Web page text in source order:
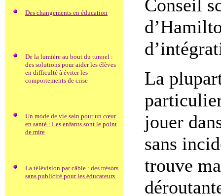
Des changements en éducation
De la lumière au bout du tunnel :
des solutions pour aider les élèves
en difficulté à éviter les
comportements de crise
Un mode de vie sain pour un cœur
en santé : Les enfants sont le point
de mire
La télévision par câble : des trésors
sans publicité pour les éducateurs
Conseil
La
jouer
sans
trouve